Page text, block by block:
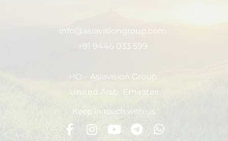
info@asiavisiongroup.com
+91 9446 033 599
HO – Asiavision Group
United Arab Emirates
Keep in touch with us.